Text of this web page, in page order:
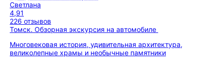
Светлана
4,91
226 отзывов
Томск. Обзорная экскурсия на автомобиле
Многовековая история, удивительная архитектура,
великолепные храмы и необычные памятники